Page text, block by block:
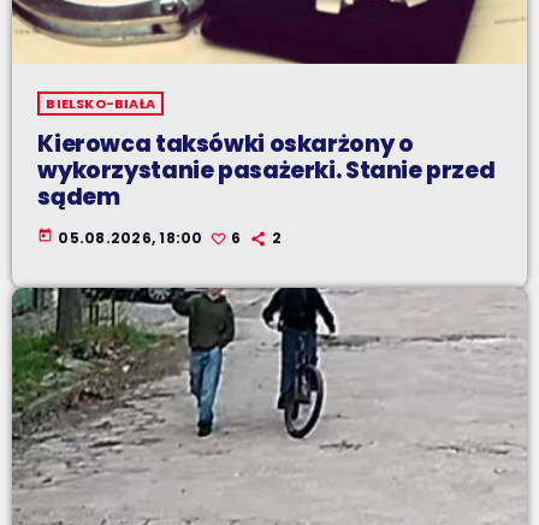
BIELSKO-BIAŁA
Kierowca taksówki oskarżony o
wykorzystanie pasażerki. Stanie przed
sądem
today 05.08.2026, 18:00 6 2